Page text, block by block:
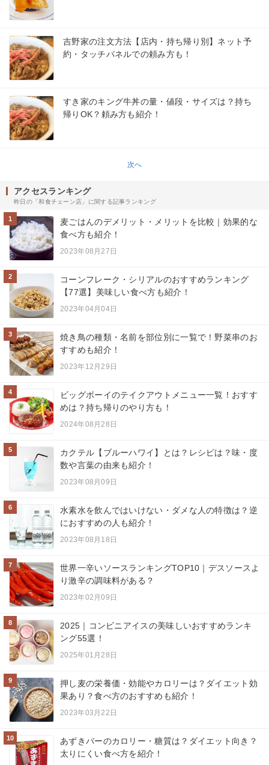
吉野家の注文方法【店内・持ち帰り別】ネット予
約・タッチパネルでの頼み方も！
すき家のキング牛丼の量・値段・サイズは？持ち
帰りOK？頼み方も紹介！
次へ
アクセスランキング
昨日の「和食チェーン店」に関する記事ランキング
1
麦ごはんのデメリット・メリットを比較｜効果的な
食べ方も紹介！
2023年08月27日
2
コーンフレーク・シリアルのおすすめランキング
【77選】美味しい食べ方も紹介！
2023年04月04日
3
焼き鳥の種類・名前を部位別に一覧で！野菜串のお
すすめも紹介！
2023年12月29日
4
ビッグボーイのテイクアウトメニュー一覧！おすす
めは？持ち帰りのやり方も！
2024年08月28日
5
カクテル【ブルーハワイ】とは？レシピは？味・度
数や言葉の由来も紹介！
2023年08月09日
6
水素水を飲んではいけない・ダメな人の特徴は？逆
におすすめの人も紹介！
2023年08月18日
7
世界一辛いソースランキングTOP10｜デスソースよ
り激辛の調味料がある？
2023年02月09日
8
2025｜コンビニアイスの美味しいおすすめランキ
ング55選！
2025年01月28日
9
押し麦の栄養価・効能やカロリーは？ダイエット効
果あり？食べ方のおすすめも紹介！
2023年03月22日
10
あずきバーのカロリー・糖質は？ダイエット向き？
太りにくい食べ方を紹介！